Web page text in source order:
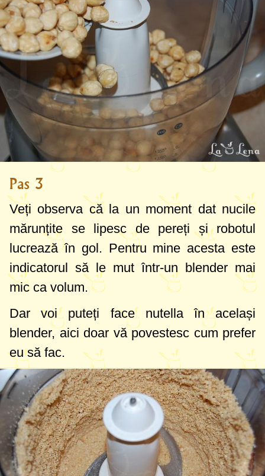
Pas 3
Veți observa că la un moment dat nucile
mărunțite se lipesc de pereți și robotul
lucrează în gol. Pentru mine acesta este
indicatorul să le mut într-un blender mai
mic ca volum.
Dar voi puteți face nutella în același
blender, aici doar vă povestesc cum prefer
eu să fac.